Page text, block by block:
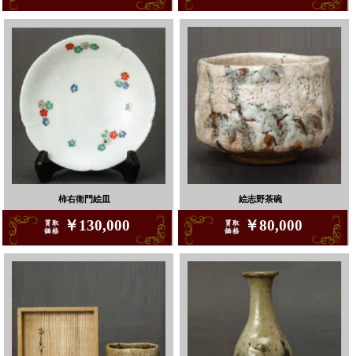
柿右衛門絵皿
￥130,000
絵志野茶碗
￥80,000